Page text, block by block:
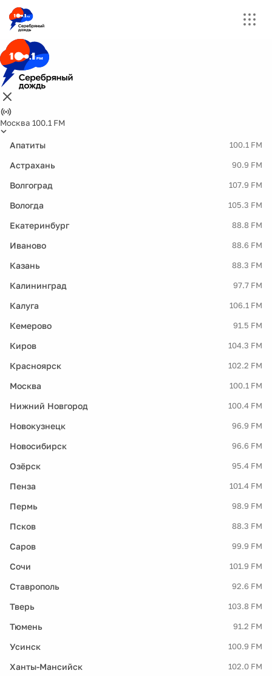
Москва 100.1 FM
Апатиты 100.1 FM
Астрахань 90.9 FM
Волгоград 107.9 FM
Вологда 105.3 FM
Екатеринбург 88.8 FM
Иваново 88.6 FM
Казань 88.3 FM
Калининград 97.7 FM
Калуга 106.1 FM
Кемерово 91.5 FM
Киров 104.3 FM
Красноярск 102.2 FM
Москва 100.1 FM
Нижний Новгород 100.4 FM
Новокузнецк 96.9 FM
Новосибирск 96.6 FM
Озёрск 95.4 FM
Пенза 101.4 FM
Пермь 98.9 FM
Псков 88.3 FM
Саров 99.9 FM
Сочи 101.9 FM
Ставрополь 92.6 FM
Тверь 103.8 FM
Тюмень 91.2 FM
Усинск 100.9 FM
Ханты-Мансийск 102.0 FM